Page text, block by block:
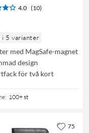
4.0 (10)
i 5 varianter
med MagSafe-magnet
design
för två kort
: 100+ st
75